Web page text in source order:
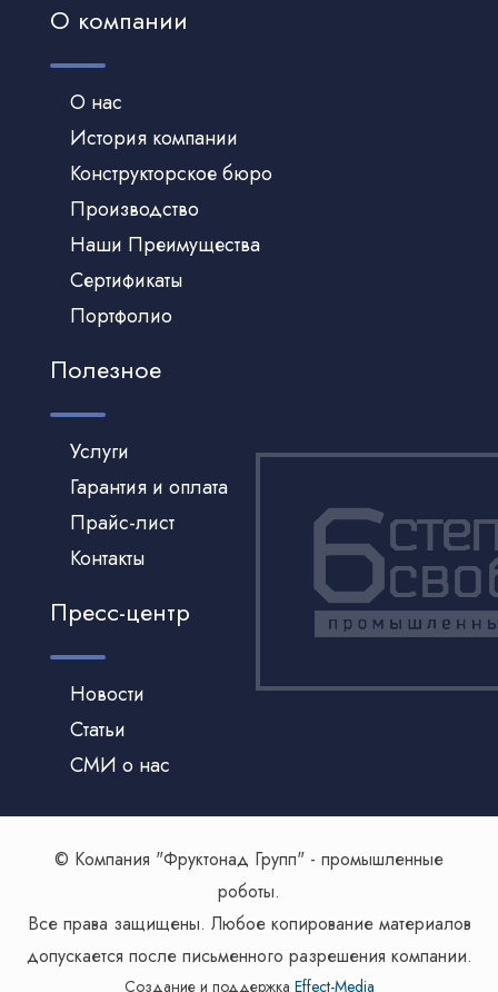
О компании
О нас
История компании
Конструкторское бюро
Производство
Наши Преимущества
Сертификаты
Портфолио
Полезное
Услуги
Гарантия и оплата
Прайс-лист
Контакты
Пресс-центр
Новости
Статьи
СМИ о нас
© Компания "Фруктонад Групп" - промышленные
роботы.
Все права защищены. Любое копирование материалов
допускается после письменного разрешения компании.
Создание и поддержка Effect-Media